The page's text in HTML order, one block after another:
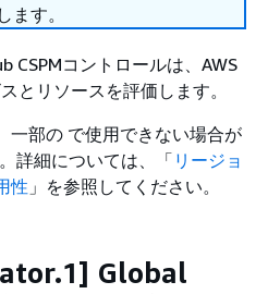
ます。
CSPMコントロールは、AWS
とリソースを評価します。
一部の で使用できない場合が
詳細については、「 リージョ
性 」を参照してください。
Global